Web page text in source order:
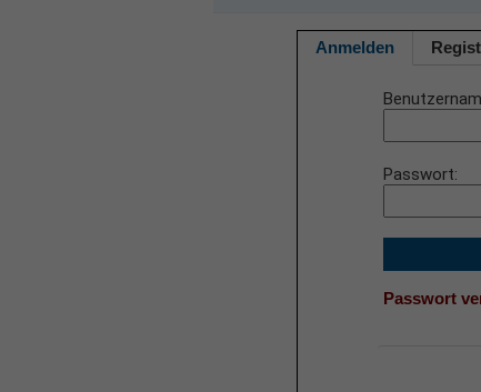
Anmelden
Passwort
Passwort